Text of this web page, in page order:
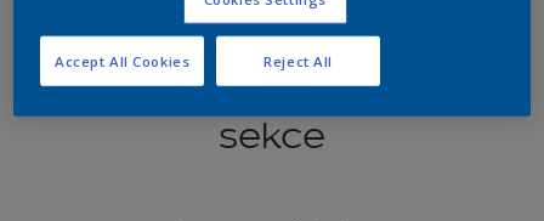
Koordinovat barevné
sekce
Reject All
Accept All Cookies